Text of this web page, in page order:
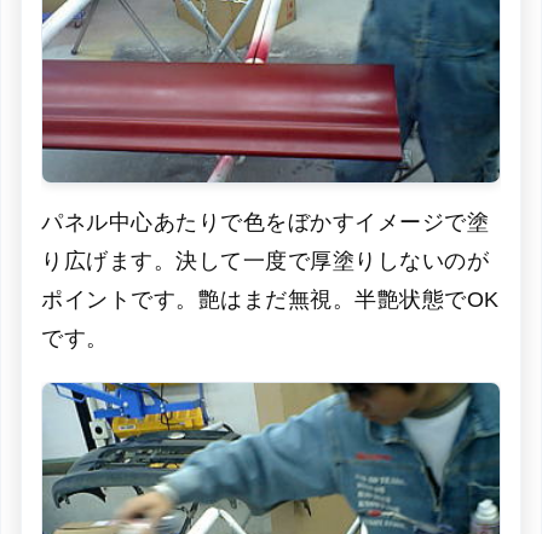
パネル中心あたりで色をぼかすイメージで塗
り広げます。決して一度で厚塗りしないのが
ポイントです。艶はまだ無視。半艶状態でOK
です。